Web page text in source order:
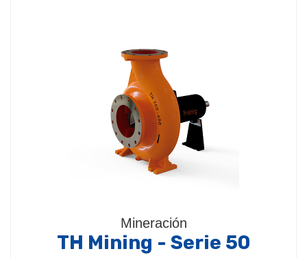
Mineración
TH Mining - Serie 50